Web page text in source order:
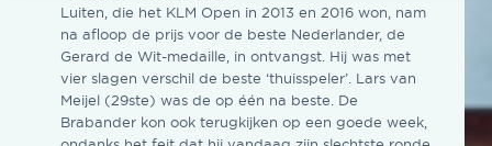
Luiten, die het KLM Open in 2013 en 2016 won, nam
na afloop de prijs voor de beste Nederlander, de
Gerard de Wit-medaille, in ontvangst. Hij was met
vier slagen verschil de beste ‘thuisspeler’. Lars van
Meijel (29ste) was de op één na beste. De
Brabander kon ook terugkijken op een goede week,